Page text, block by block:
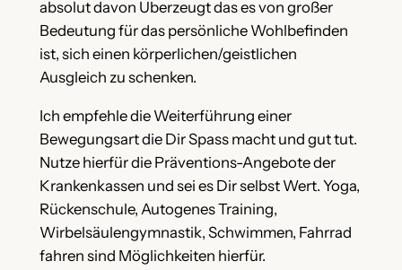
absolut davon Überzeugt das es von großer
Bedeutung für das persönliche Wohlbefinden
ist, sich einen körperlichen/geistlichen
Ausgleich zu schenken.
Ich empfehle die Weiterführung einer
Bewegungsart die Dir Spass macht und gut tut.
Nutze hierfür die Präventions-Angebote der
Krankenkassen und sei es Dir selbst Wert. Yoga,
Rückenschule, Autogenes Training,
Wirbelsäulengymnastik, Schwimmen, Fahrrad
fahren sind Möglichkeiten hierfür.